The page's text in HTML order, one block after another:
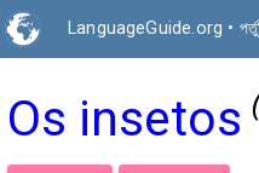
LanguageGuide.org •
Os insetos